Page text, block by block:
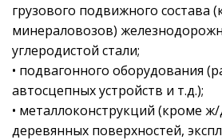
грузового подвижного состава
минераловозов)
углеродистой стали;
• подвагонного оборудования
автосцепных устройств и т.д.);
• металлоконструкций (кроме
деревянных поверхностей,